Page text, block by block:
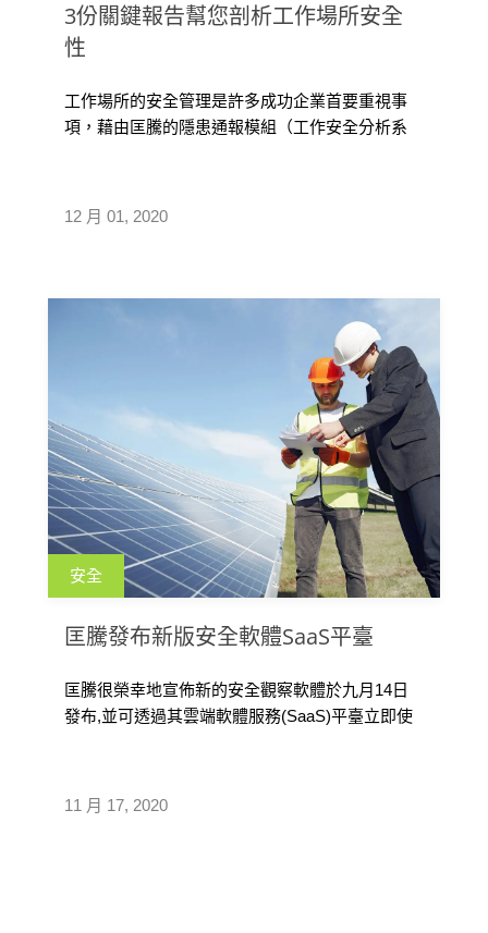
3份關鍵報告幫您剖析工作場所安全
性
12 月 01, 2020
工作場所的安全管理是許多成功企業首要重視事
項，藉由匡騰的隱患通報模組（工作安全分析系
安全
匡騰發布新版安全軟體SaaS平臺
11 月 17, 2020
匡騰很榮幸地宣佈新的安全觀察軟體於九月14日
發布,並可透過其雲端軟體服務(SaaS)平臺立即使